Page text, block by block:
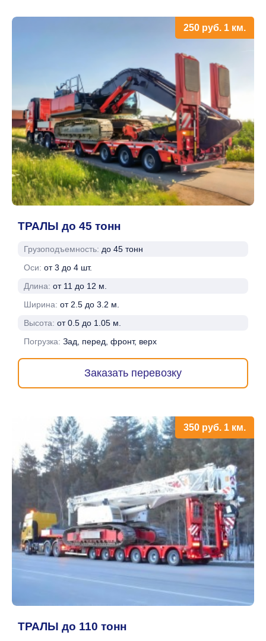
ТРАЛЫ до 45 тонн
Грузоподъемность: до 45 тонн
Оси: от 3 до 4 шт.
Длина: от 11 до 12 м.
Ширина: от 2.5 до 3.2 м.
Высота: от 0.5 до 1.05 м.
Погрузка: Зад, перед, фронт, верх
250 руб. 1 км.
Заказать перевозку
ТРАЛЫ до 110 тонн
350 руб. 1 км.